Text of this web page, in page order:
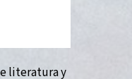
literatura y